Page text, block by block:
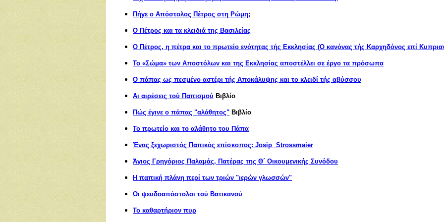
Πήγε ο Απόστολος Πέτρος στη Ρώμη;
Ο Πέτρος και τα κλειδιά της Βασιλείας
Ο Πέτρος, η πέτρα και το πρωτείο ενότητας τής Εκκλησίας (Ο κανόνας τής Καρχηδόνος επί
Το «Σώμα» των Αποστόλων και της Εκκλησίας αποστέλλει σε έργο τα πρόσωπα
Ο πάπας ως πεσμένο αστέρι τής Αποκάλυψης και το κλειδί τής αβύσσου
Αι αιρέσεις τού Παπισμού Βιβλίο
Πώς έγινε ο πάπας "αλάθητος" Βιβλίο
Το πρωτείο και το αλάθητο του Πάπα
Ένας ξεχωριστός Παπικός επίσκοπος: Josip Strossmaier
Άγιος Γρηγόριος Παλαμάς, Πατέρας της Θ΄ Οικουμενικής Συνόδου
H παπική πλάνη περί των τριών "ιερών γλωσσών"
Οι ψευδοαπόστολοι τού Βατικανού
Το καθαρτήριον πυρ